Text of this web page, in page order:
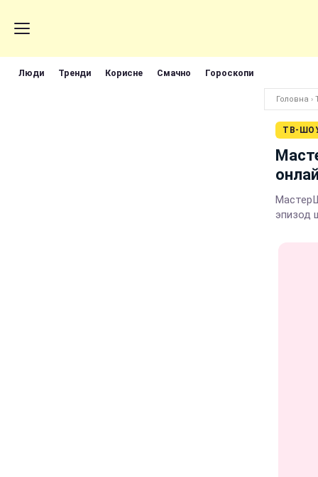
Люди Тренди Корисне Смачно Гороскопи
Головна ›
ТВ-
эпизод